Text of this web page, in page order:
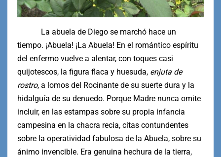
La abuela de Diego se marchó hace un
tiempo. ¡Abuela! ¡La Abuela! En el romántico espíritu
del enfermo vuelve a alentar, con toques casi
quijotescos, la figura flaca y huesuda, enjuta de
rostro, a lomos del Rocinante de su suerte dura y la
hidalguía de su denuedo. Porque Madre nunca omite
incluir, en las estampas sobre su propia infancia
campesina en la chacra recia, citas contundentes
sobre la operatividad fabulosa de la Abuela, sobre su
ánimo invencible. Era genuina hechura de la tierra,